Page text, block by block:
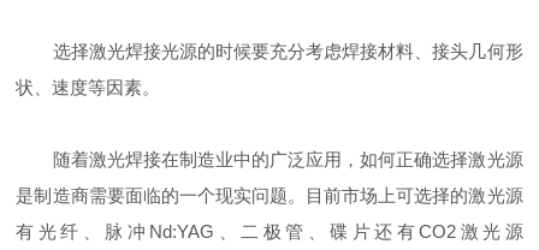
选择激光焊接光源的时候要充分考虑焊接材料、接头几何形
状、速度等因素。
随着激光焊接在制造业中的广泛应用，如何正确选择激光源
是制造商需要面临的一个现实问题。目前市场上可选择的激光源
有光纤、脉冲Nd:YAG、二极管、碟片还有CO2激光源